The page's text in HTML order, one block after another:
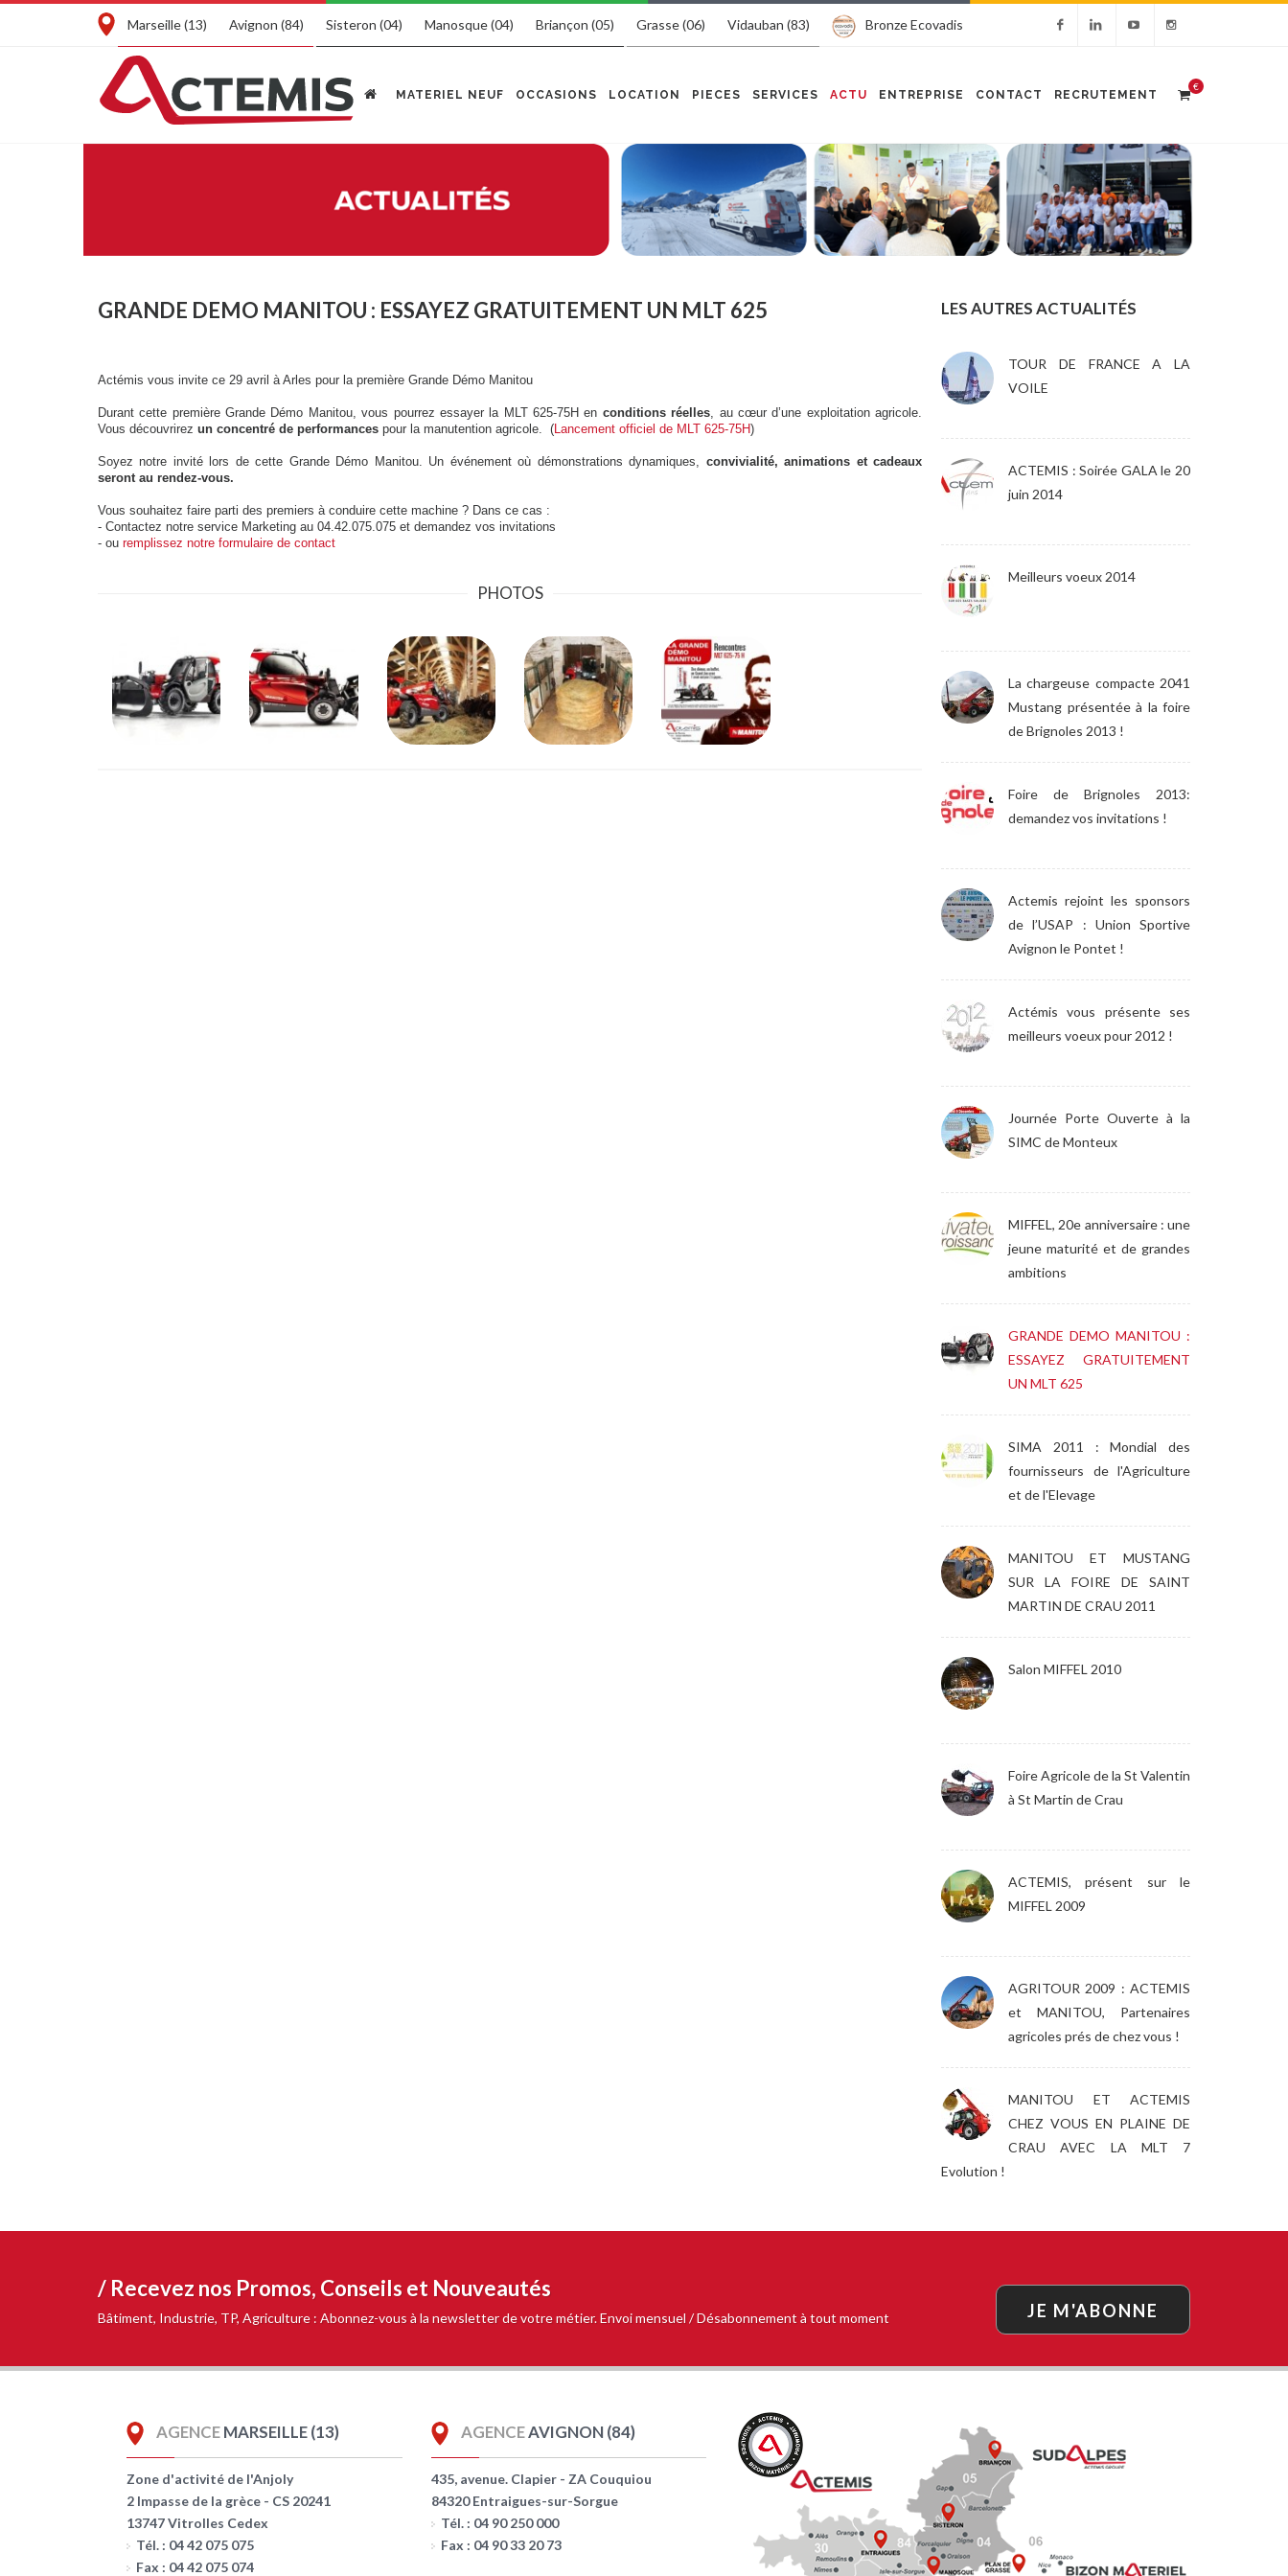
Marseille (13) Avignon (84) Sisteron (04) Manosque (04) Briançon (05) Grasse (06) Vidauban (83) Bronze Ecovadis
MATERIEL NEUF OCCASIONS LOCATION PIECES SERVICES ACTU ENTREPRISE CONTACT RECRUTEMENT
€
GRANDE DEMO MANITOU : ESSAYEZ GRATUITEMENT UN MLT 625
Actémis vous invite ce 29 avril à Arles pour la première Grande Démo Manitou
Durant cette première Grande Démo Manitou, vous pourrez essayer la MLT 625-75H en conditions réelles, au cœur d’une exploitation agricole.
Vous découvrirez un concentré de performances pour la manutention agricole. (Lancement officiel de MLT 625-75H)
Soyez notre invité lors de cette Grande Démo Manitou. Un événement où démonstrations dynamiques, convivialité, animations et cadeaux
seront au rendez-vous.
Vous souhaitez faire parti des premiers à conduire cette machine ? Dans ce cas :
- Contactez notre service Marketing au 04.42.075.075 et demandez vos invitations
- ou remplissez notre formulaire de contact
PHOTOS
LES AUTRES ACTUALITÉS
TOUR DE FRANCE A LA
VOILE
ACTEMIS : Soirée GALA le 20
juin 2014
Meilleurs voeux 2014
La chargeuse compacte 2041
Mustang présentée à la foire
de Brignoles 2013 !
Foire de Brignoles 2013:
demandez vos invitations !
Actemis rejoint les sponsors
de l’USAP : Union Sportive
Avignon le Pontet !
Actémis vous présente ses
meilleurs voeux pour 2012 !
Journée Porte Ouverte à la
SIMC de Monteux
MIFFEL, 20e anniversaire : une
jeune maturité et de grandes
ambitions
GRANDE DEMO MANITOU :
ESSAYEZ GRATUITEMENT
UN MLT 625
SIMA 2011 : Mondial des
fournisseurs de l'Agriculture
et de l'Elevage
MANITOU ET MUSTANG
SUR LA FOIRE DE SAINT
MARTIN DE CRAU 2011
Salon MIFFEL 2010
Foire Agricole de la St Valentin
à St Martin de Crau
ACTEMIS, présent sur le
MIFFEL 2009
AGRITOUR 2009 : ACTEMIS
et MANITOU, Partenaires
agricoles prés de chez vous !
MANITOU ET ACTEMIS
CHEZ VOUS EN PLAINE DE
CRAU AVEC LA MLT 7
Evolution !
/ Recevez nos Promos, Conseils et Nouveautés
Bâtiment, Industrie, TP, Agriculture : Abonnez-vous à la newsletter de votre métier. Envoi mensuel / Désabonnement à tout moment JE M'ABONNE
AGENCEMARSEILLE (13)
Zone d'activité de l'Anjoly
2 Impasse de la grèce - CS 20241
13747 Vitrolles Cedex
Tél. : 04 42 075 075
Fax : 04 42 075 074
AGENCEAVIGNON (84)
435, avenue. Clapier - ZA Couquiou
84320 Entraigues-sur-Sorgue
Tél. : 04 90 250 000
Fax : 04 90 33 20 73